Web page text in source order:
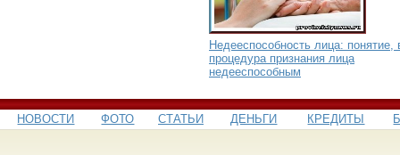
Недееспособность лица: понятие,
процедура признания лица
недееспособным
НОВОСТИ ФОТО СТАТЬИ ДЕНЬГИ КРЕДИТЫ